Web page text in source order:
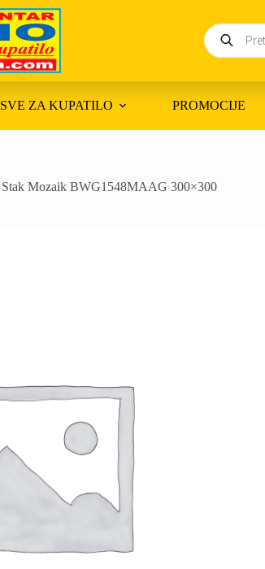
Products
search
SVE ZA KUPATILO PROMOCIJE
Stak Mozaik BWG1548MAAG 300×300